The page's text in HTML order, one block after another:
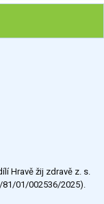
STOBu
STOBu ve
ankety
Hravě žij zdravě z. s.
81/01/002536/2025).